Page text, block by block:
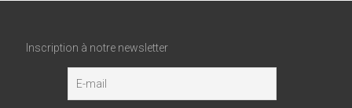
Inscription à notre newsletter